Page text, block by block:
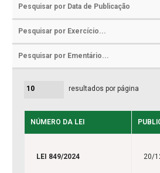
resultados por página
NÚMERO DA LEI
LEI 849/2024 20/